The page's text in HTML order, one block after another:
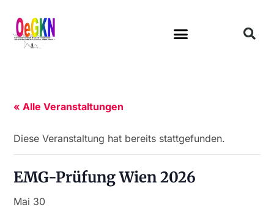
« Alle Veranstaltungen
Diese Veranstaltung hat bereits stattgefunden.
EMG-Prüfung Wien 2026
Mai 30